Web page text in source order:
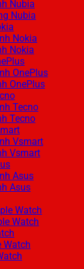
Nubia
Nubia
Nokia
Nokia
OnePlus
OnePlus
Tecno
Tecno
Vsmart
Vsmart
Asus
Asus
Watch
Watch
Watch